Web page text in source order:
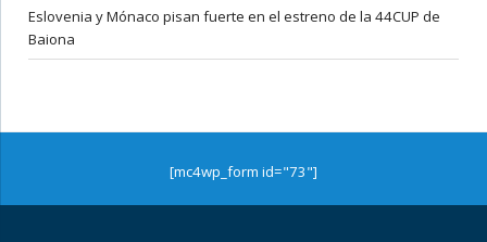
Eslovenia y Mónaco pisan fuerte en el estreno de la 44CUP de
Baiona
[mc4wp_form id="73"]